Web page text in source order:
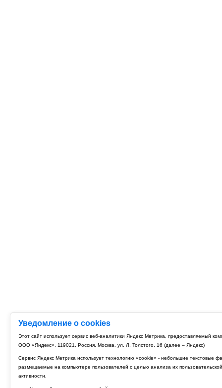
Уведомление о cookies
Этот сайт использует сервис веб-аналитики Яндекс Метрика, предоставляемый
ООО «Яндекс», 119021, Россия, Москва, ул. Л. Толстого, 16 (далее – Яндекс)
Сервис Яндекс Метрика использует технологию «cookie» - небольшие текстовые
размещаемые на компьютере пользователей с целью анализа их пользовательской
активности.